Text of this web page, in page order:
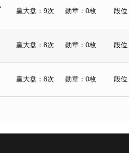
赢大盘：9次 勋章：0枚 段位
赢大盘：8次 勋章：0枚 段位
赢大盘：8次 勋章：0枚 段位